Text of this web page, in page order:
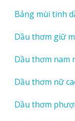
Bảng mùi tinh
Dầu thơm giữ
Dầu thơm nam
Dầu thơm nữ
Dầu thơm